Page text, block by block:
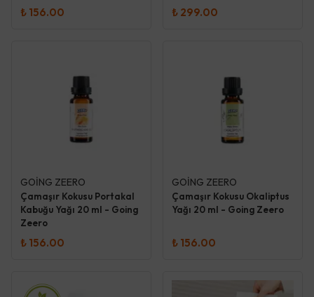
₺ 156.00 ₺ 299.00
GOİNG ZEERO
Çamaşır Kokusu Portakal
Kabuğu Yağı 20 ml - Going
Zeero
₺ 156.00
GOİNG ZEERO
Çamaşır Kokusu Okaliptus
Yağı 20 ml - Going Zeero
₺ 156.00